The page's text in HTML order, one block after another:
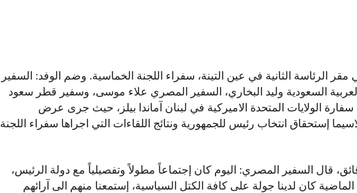
الرئاسة الثانية في عين التينة، سفراء اللجنة الخماسية. وضم الوفد: السفير
السعودية وليد البخاري، السفير المصري علاء موسى، وسفير قطر سعود
الولايات المتحدة الاميركية في لبنان آماندا بيلز، حيث جرى عرض
إستحقاق انتخاب رئيس للجمهورية ونتائج اللقاءات التي اجراها سفراء اللجنة
قال السفير المصري: اليوم كان إجتماعاً مطولاً وتفصيلياً مع دولة الرئيس،
كان لدينا جولة على كافة الكتل السياسية، إستمعنا منهم الى آرائهم